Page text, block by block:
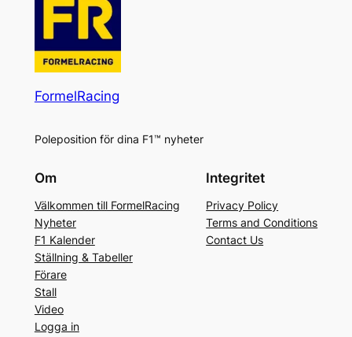
FormelRacing
Poleposition för dina F1™ nyheter
Om
Välkommen till FormelRacing
Nyheter
F1 Kalender
Ställning & Tabeller
Förare
Stall
Video
Logga in
Integritet
Privacy Policy
Terms and Conditions
Contact Us